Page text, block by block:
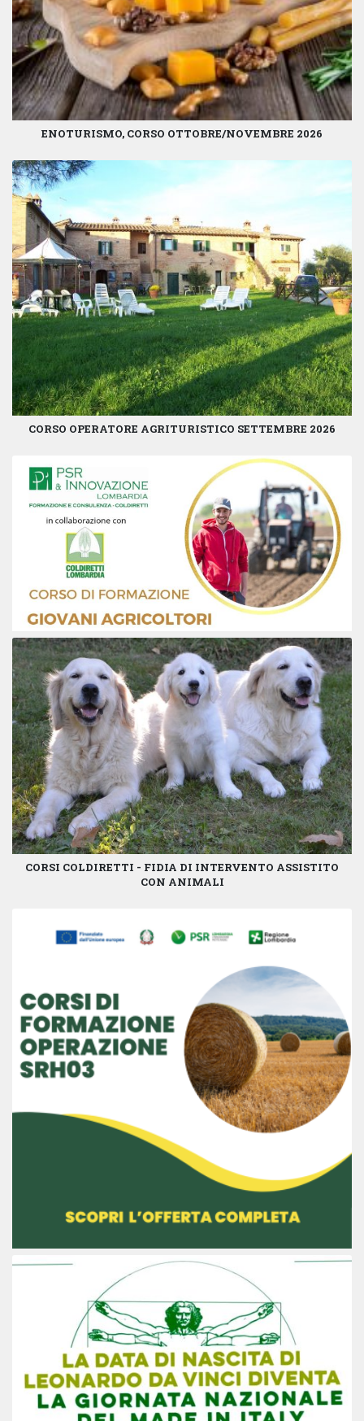
ENOTURISMO, CORSO OTTOBRE/NOVEMBRE 2026
CORSO OPERATORE AGRITURISTICO SETTEMBRE 2026
CORSI COLDIRETTI - FIDIA DI INTERVENTO ASSISTITO
CON ANIMALI